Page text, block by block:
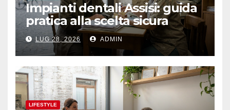
Impianti dentali Assisi: guida
pratica alla scelta sicura
LUG 28, 2026 ADMIN
LIFESTYLE